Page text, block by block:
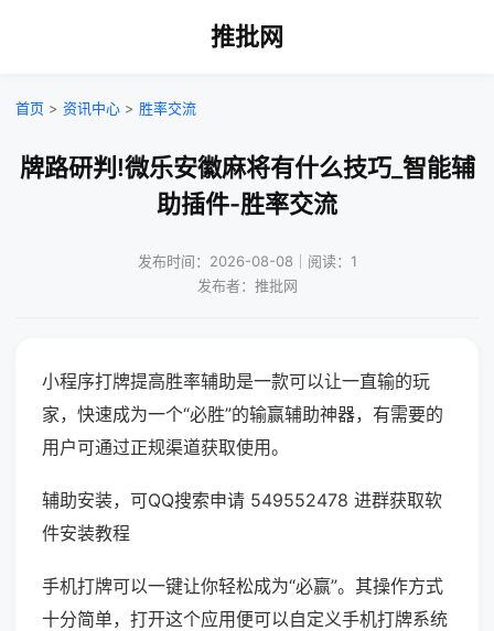
推批网
首页 > 资讯中心 > 胜率交流
牌路研判!微乐安徽麻将有什么技巧_智能辅
助插件-胜率交流
发布时间：2026-08-08｜阅读：1
发布者：推批网
小程序打牌提高胜率辅助是一款可以让一直输的玩
家，快速成为一个“必胜”的输赢辅助神器，有需要的
用户可通过正规渠道获取使用。
辅助安装，可QQ搜索申请 549552478 进群获取软
件安装教程
手机打牌可以一键让你轻松成为“必赢”。其操作方式
十分简单，打开这个应用便可以自定义手机打牌系统